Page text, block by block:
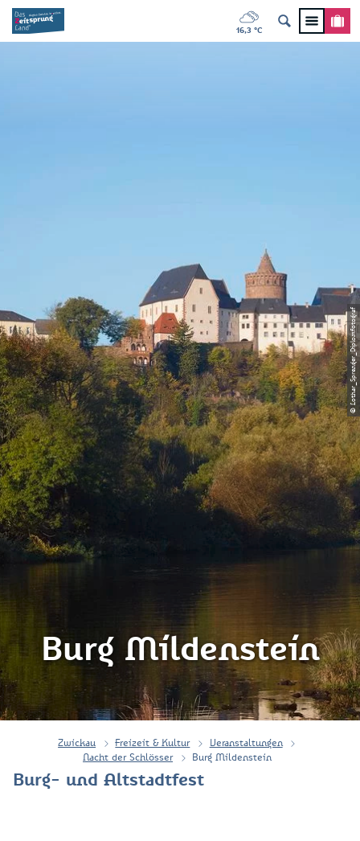
16,3 °C
© Lothar_Sprenger_Diplomfotograf
Burg Mildenstein
Zwickau Freizeit & Kultur
Veranstaltungen
Nacht der Schlösser
Burg Mildenstein
Burg- und Altstadtfest